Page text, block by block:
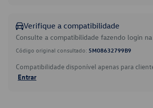
Verifique a compatibilidade
Consulte a compatibilidade fazendo login
Código original consultado: 5M08632799B9
Compatibilidade disponível apenas para
Entrar